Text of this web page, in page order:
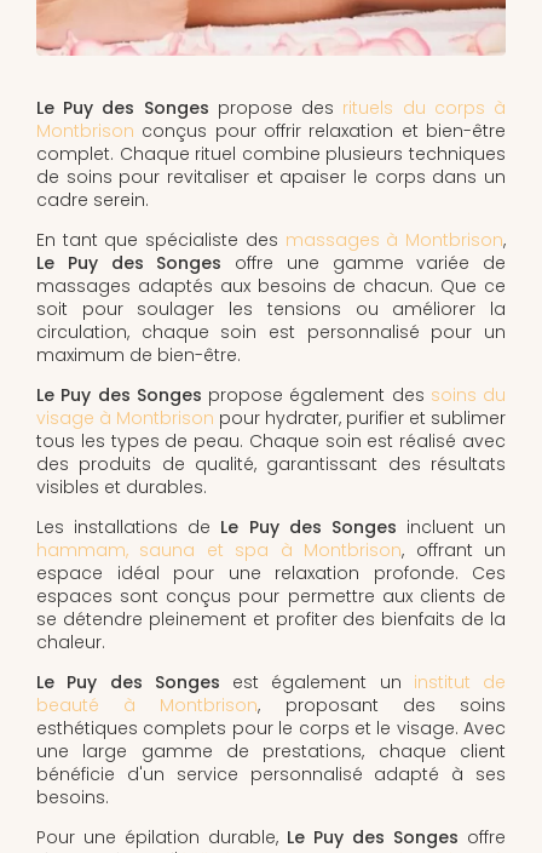
Le Puy des Songes propose des rituels du corps à
Montbrison conçus pour offrir relaxation et bien-être
complet. Chaque rituel combine plusieurs techniques
de soins pour revitaliser et apaiser le corps dans un
cadre serein.
En tant que spécialiste des massages à Montbrison,
Le Puy des Songes offre une gamme variée de
massages adaptés aux besoins de chacun. Que ce
soit pour soulager les tensions ou améliorer la
circulation, chaque soin est personnalisé pour un
maximum de bien-être.
Le Puy des Songes propose également des soins du
visage à Montbrison pour hydrater, purifier et sublimer
tous les types de peau. Chaque soin est réalisé avec
des produits de qualité, garantissant des résultats
visibles et durables.
Les installations de Le Puy des Songes incluent un
hammam, sauna et spa à Montbrison, offrant un
espace idéal pour une relaxation profonde. Ces
espaces sont conçus pour permettre aux clients de
se détendre pleinement et profiter des bienfaits de la
chaleur.
Le Puy des Songes est également un institut de
beauté à Montbrison, proposant des soins
esthétiques complets pour le corps et le visage. Avec
une large gamme de prestations, chaque client
bénéficie d'un service personnalisé adapté à ses
besoins.
Pour une épilation durable, Le Puy des Songes offre